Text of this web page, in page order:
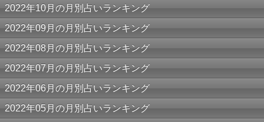
2022年10月の月別占いランキング
2022年09月の月別占いランキング
2022年08月の月別占いランキング
2022年07月の月別占いランキング
2022年06月の月別占いランキング
2022年05月の月別占いランキング